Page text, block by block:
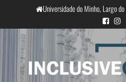
o
conteúdo
Universidade do Minho, Largo